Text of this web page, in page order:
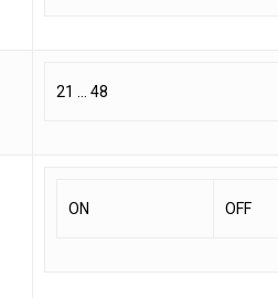
21 … 48
ON OFF